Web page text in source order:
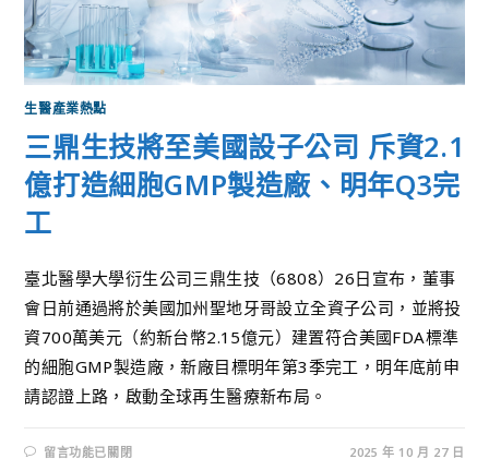
生醫產業熱點
三鼎生技將至美國設子公司 斥資2.1
億打造細胞GMP製造廠、明年Q3完
工
臺北醫學大學衍生公司三鼎生技（6808）26日宣布，董事
會日前通過將於美國加州聖地牙哥設立全資子公司，並將投
資700萬美元（約新台幣2.15億元）建置符合美國FDA標準
的細胞GMP製造廠，新廠目標明年第3季完工，明年底前申
請認證上路，啟動全球再生醫療新布局。
留言功能已關閉 2025 年 10 月 27 日